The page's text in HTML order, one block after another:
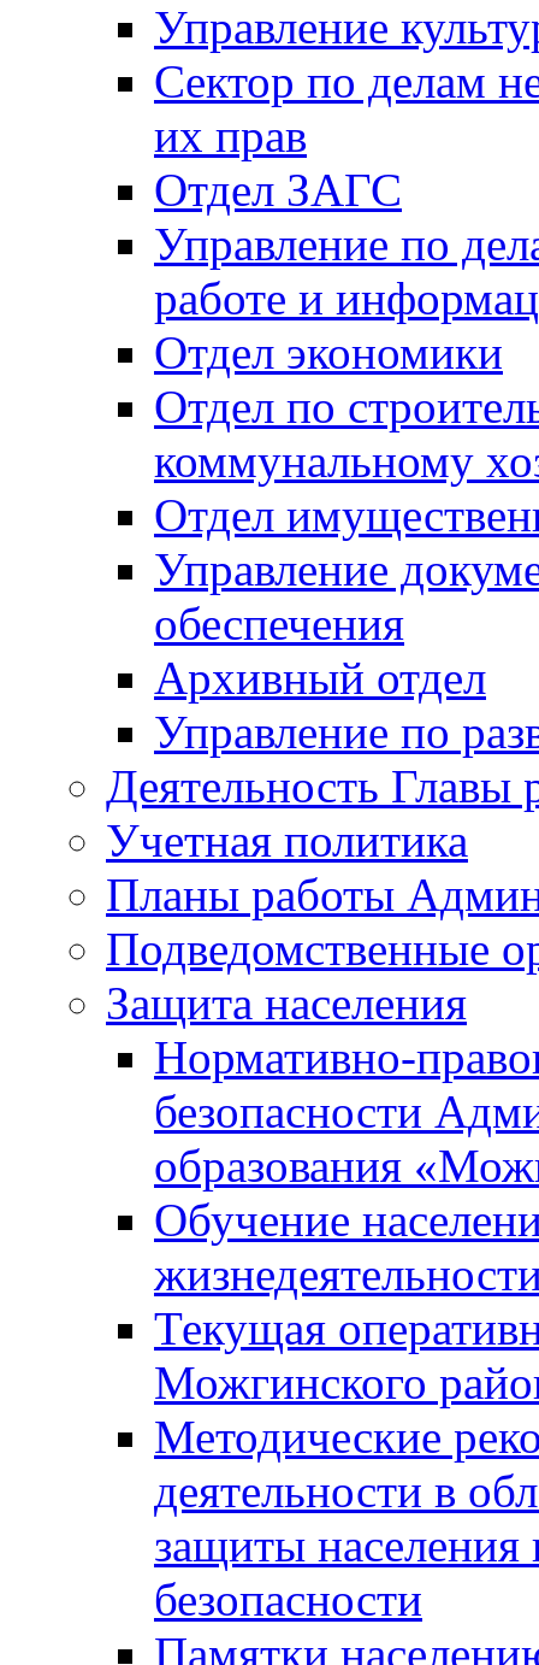
Управление
Сектор по делам
их прав
Отдел ЗАГС
Управление по
работе и
Отдел экономики
Отдел по
коммунальному
Отдел
Управление
обеспечения
Архивный отдел
Управление по
Деятельность Главы
Учетная политика
Планы работы
Подведомственные
Защита населения
Нормативно-
безопасности
образования
Обучение
Текущая
Можгинского
Методические
деятельности в
защиты
безопасности
Памятки